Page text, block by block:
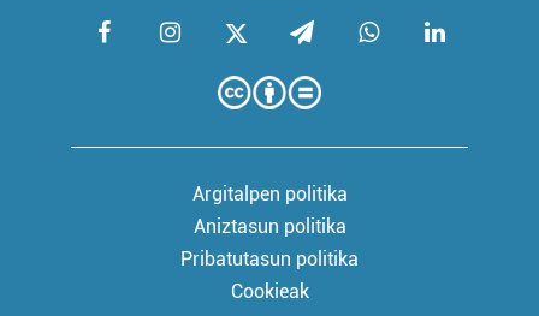
Argitalpen politika
Aniztasun politika
Pribatutasun politika
Cookieak